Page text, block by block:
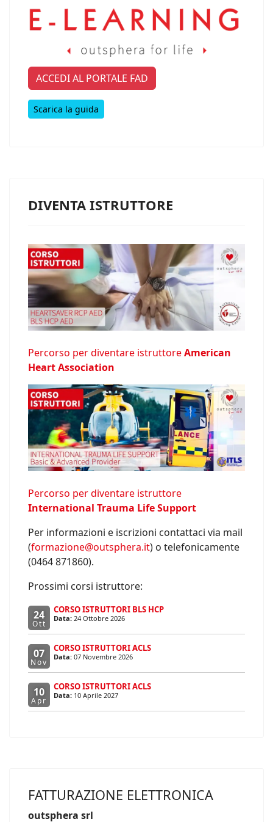
ACCEDI AL PORTALE FAD
Scarica la guida
DIVENTA ISTRUTTORE
Percorso per diventare istruttoreAmerican
Heart Association
Percorso per diventare istruttore
International Trauma Life Support
Per informazioni e iscrizioni contattaci via mail
(formazione@outsphera.it) o telefonicamente
(0464 871860).
Prossimi corsi istruttore:
24
Ott
CORSO ISTRUTTORI BLS HCP
Data: 24 Ottobre 2026
07
Nov
CORSO ISTRUTTORI ACLS
Data: 07 Novembre 2026
10
Apr
CORSO ISTRUTTORI ACLS
Data: 10 Aprile 2027
FATTURAZIONE ELETTRONICA
outsphera srl